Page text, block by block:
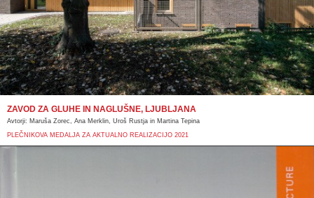
ZAVOD ZA GLUHE IN NAGLUŠNE, LJUBLJANA
Avtorji: Maruša Zorec, Ana Merklin, Uroš Rustja in Martina Tepina
PLEČNIKOVA MEDALJA ZA AKTUALNO REALIZACIJO 2021